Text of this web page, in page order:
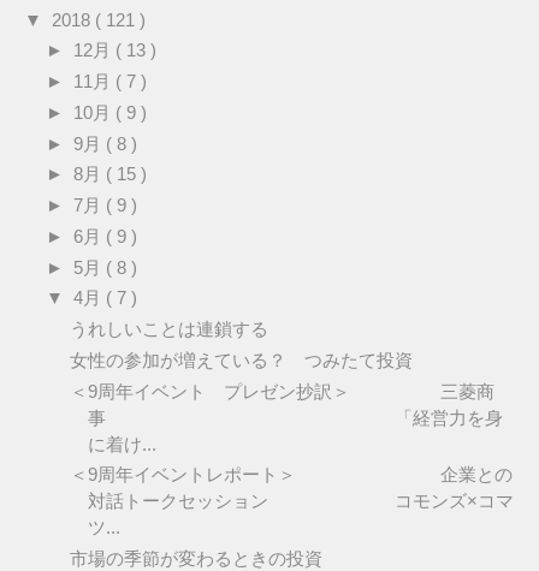
▼ 2018 ( 121 )
► 12月 ( 13 )
► 11月 ( 7 )
► 10月 ( 9 )
► 9月 ( 8 )
► 8月 ( 15 )
► 7月 ( 9 )
► 6月 ( 9 )
► 5月 ( 8 )
▼ 4月 ( 7 )
うれしいことは連鎖する
女性の参加が増えている？ つみたて投資
＜9周年イベント プレゼン抄訳＞ 三菱商
事 「経営力を身
に着け...
＜9周年イベントレポート＞ 企業との
対話トークセッション コモンズ×コマ
ツ...
市場の季節が変わるときの投資